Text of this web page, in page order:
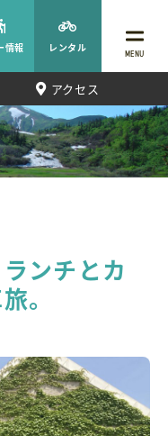
MENU
情報 レンタル
アクセス
ンチとカ
。